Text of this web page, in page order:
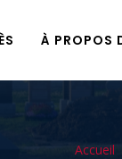
À PROPOS
Accueil